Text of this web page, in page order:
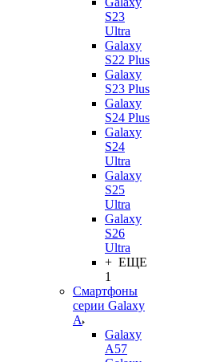
S23
Ultra
Galaxy
S22 Plus
Galaxy
S23 Plus
Galaxy
S24 Plus
Galaxy
S24
Ultra
Galaxy
S25
Ultra
Galaxy
S26
Ultra
+ ЕЩЕ
1
Смартфоны
серии Galaxy
A
Galaxy
A57